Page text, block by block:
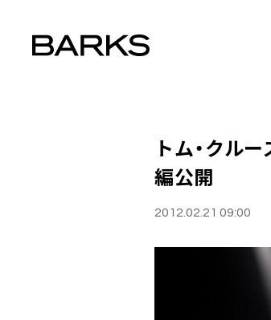
トム・クルー
編公開
2012.02.21 09:00